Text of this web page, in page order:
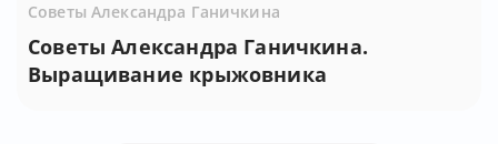
Советы Александра Ганичкина
Советы Александра Ганичкина.
Выращивание крыжовника